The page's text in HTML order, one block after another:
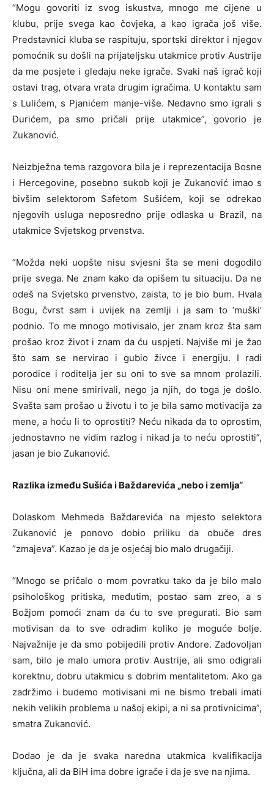
“Mogu govoriti iz svog iskustva, mnogo me cijene u
klubu, prije svega kao čovjeka, a kao igrača još više.
Predstavnici kluba se raspituju, sportski direktor i njegov
pomoćnik su došli na prijateljsku utakmice protiv Austrije
da me posjete i gledaju neke igrače. Svaki naš igrač koji
ostavi trag, otvara vrata drugim igračima. U kontaktu sam
s Lulićem, s Pjanićem manje-više. Nedavno smo igrali s
Đurićem, pa smo pričali prije utakmice”, govorio je
Zukanović.
Neizbježna tema razgovora bila je i reprezentacija Bosne
i Hercegovine, posebno sukob koji je Zukanović imao s
bivšim selektorom Safetom Sušićem, koji se odrekao
njegovih usluga neposredno prije odlaska u Brazil, na
utakmice Svjetskog prvenstva.
“Možda neki uopšte nisu svjesni šta se meni dogodilo
prije svega. Ne znam kako da opišem tu situaciju. Da ne
odeš na Svjetsko prvenstvo, zaista, to je bio bum. Hvala
Bogu, čvrst sam i uvijek na zemlji i ja sam to ‘muški’
podnio. To me mnogo motivisalo, jer znam kroz šta sam
prošao kroz život i znam da ću uspjeti. Najviše mi je žao
što sam se nervirao i gubio živce i energiju. I radi
porodice i roditelja jer su oni to sve sa mnom prolazili.
Nisu oni mene smirivali, nego ja njih, do toga je došlo.
Svašta sam prošao u životu i to je bila samo motivacija za
mene, a hoću li to oprostiti? Neću nikada da to oprostim,
jednostavno ne vidim razlog i nikad ja to neću oprostiti”,
jasan je bio Zukanović.
Razlika između Sušića i Baždarevića „nebo i zemlja“
Dolaskom Mehmeda Baždarevića na mjesto selektora
Zukanović je ponovo dobio priliku da obuče dres
“zmajeva”. Kazao je da je osjećaj bio malo drugačiji.
“Mnogo se pričalo o mom povratku tako da je bilo malo
psihološkog pritiska, međutim, postao sam zreo, a s
Božjom pomoći znam da ću to sve pregurati. Bio sam
motivisan da to sve odradim koliko je moguće bolje.
Najvažnije je da smo pobijedili protiv Andore. Zadovoljan
sam, bilo je malo umora protiv Austrije, ali smo odigrali
korektnu, dobru utakmicu s dobrim mentalitetom. Ako ga
zadržimo i budemo motivisani mi ne bismo trebali imati
nekih velikih problema u našoj ekipi, a ni sa protivnicima”,
smatra Zukanović.
Dodao je da je svaka naredna utakmica kvalifikacija
ključna, ali da BiH ima dobre igrače i da je sve na njima.